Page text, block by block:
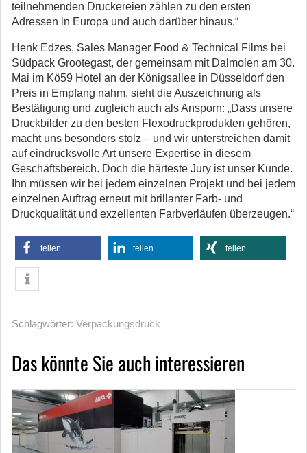
teilnehmenden Druckereien zählen zu den ersten
Adressen in Europa und auch darüber hinaus.“
Henk Edzes, Sales Manager Food & Technical Films bei
Südpack Grootegast, der gemeinsam mit Dalmolen am 30.
Mai im Kö59 Hotel an der Königsallee in Düsseldorf den
Preis in Empfang nahm, sieht die Auszeichnung als
Bestätigung und zugleich auch als Ansporn: „Dass unsere
Druckbilder zu den besten Flexodruckprodukten gehören,
macht uns besonders stolz – und wir unterstreichen damit
auf eindrucksvolle Art unsere Expertise in diesem
Geschäftsbereich. Doch die härteste Jury ist unser Kunde.
Ihn müssen wir bei jedem einzelnen Projekt und bei jedem
einzelnen Auftrag erneut mit brillanter Farb- und
Druckqualität und exzellenten Farbverläufen überzeugen.“
teilen teilen teilen
Schlagwörter: Verpackungsdruck
Das könnte Sie auch interessieren